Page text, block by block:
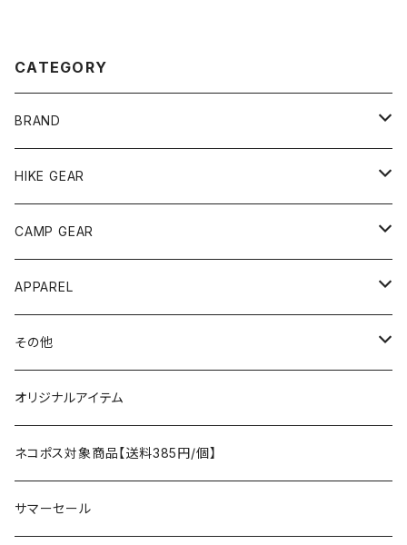
CATEGORY
BRAND
andwander
ANOBA
AO COOLERS
asobito
AS2OV
AXESQUIN
Ballistics
HIKE GEAR
テント、シェルター
バックパック
ポーチ／サコッシュ
ストレージ
パッキングアクセサリー
スリーピングギア
CAMP GEAR
テント、タープ
テント、シェルター
タープ
スリーピングギア
寝袋
マット
テーブル、チェア
テーブル
チェア
ランタン、ライト
燃料ランタン
焚火台／薪ストーブ
APPAREL
トップス
ボトムス
アンダーウェア
ハンドウェア
その他
遊び
フィッシング
ラジコン
ケア用品
雑貨
オリジナルアイテム
ネコポス対象商品【送料385円/個】
サマーセール